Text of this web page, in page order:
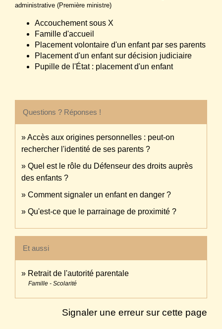
administrative (Première ministre)
Accouchement sous X
Famille d'accueil
Placement volontaire d'un enfant par ses parents
Placement d'un enfant sur décision judiciaire
Pupille de l'État : placement d'un enfant
Questions ? Réponses !
Accès aux origines personnelles : peut-on
rechercher l'identité de ses parents ?
Quel est le rôle du Défenseur des droits auprès
des enfants ?
Comment signaler un enfant en danger ?
Qu'est-ce que le parrainage de proximité ?
Et aussi
Retrait de l'autorité parentale
Famille - Scolarité
Signaler une erreur sur cette page